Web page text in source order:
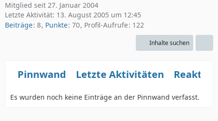
Mitglied seit 27. Januar 2004
Letzte Aktivität: 13. August 2005 um 12:45
Beiträge 8 Punkte 70 Profil-Aufrufe 122
Inhalte suchen
Pinnwand Letzte Aktivitäten
Es wurden noch keine Einträge an der Pinnwand verfasst.